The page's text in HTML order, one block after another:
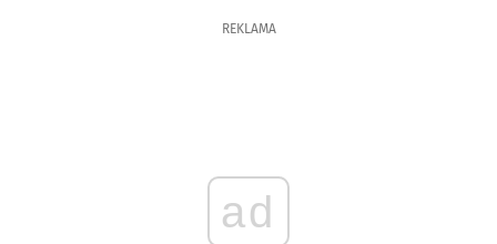
REKLAMA
ad